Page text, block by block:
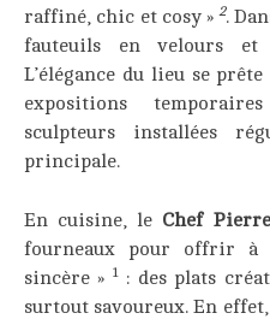
raffiné, chic et cosy » 2.
fauteuils en velours et
L’élégance du lieu se
expositions
sculpteurs installées
principale.
En cuisine, le Chef
fourneaux pour offrir à
sincère » 1: des plats
surtout savoureux. En